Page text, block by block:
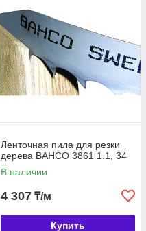
Ленточная пила для резки
дерева BAHCO 3861 1.1, 34
В наличии
4 307 ₸/м
Купить